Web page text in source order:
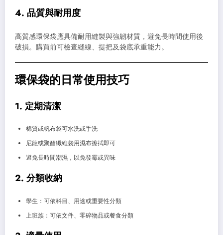
4. 品質與耐用度
高質感環保袋應具備耐用縫製與強韌材質，避免長時間使用後
破損。購買前可檢查縫線、提把及袋底承重能力。
環保袋的日常使用技巧
1. 定期清潔
棉質或帆布袋可水洗或手洗
尼龍或聚酯纖維袋用濕布擦拭即可
避免長時間潮濕，以免發霉或異味
2. 分類收納
學生：可依科目、用途或重要性分類
上班族：可依文件、零碎物品或餐食分類